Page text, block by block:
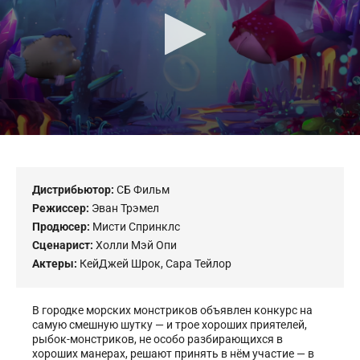
Дистрибьютор: СБ Фильм
Режиссер: Эван Трэмел
Продюсер: Мисти Спринклс
Сценарист: Холли Мэй Опи
Актеры: КейДжей Шрок,Сара Тейлор
В городке морских монстриков объявлен конкурс на
самую смешную шутку — и трое хороших приятелей,
рыбок-монстриков, не особо разбирающихся в
хороших манерах, решают принять в нём участие — в